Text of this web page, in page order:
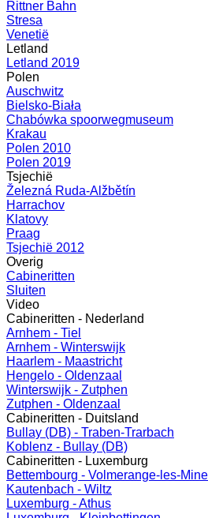
Rittner Bahn
Stresa
Venetië
Letland
Letland 2019
Polen
Auschwitz
Bielsko-Biała
Chabówka spoorwegmuseum
Krakau
Polen 2010
Polen 2019
Tsjechië
Železná Ruda-Alžbětín
Harrachov
Klatovy
Praag
Tsjechië 2012
Overig
Cabineritten
Sluiten
Video
Cabineritten - Nederland
Arnhem - Tiel
Arnhem - Winterswijk
Haarlem - Maastricht
Hengelo - Oldenzaal
Winterswijk - Zutphen
Zutphen - Oldenzaal
Cabineritten - Duitsland
Bullay (DB) - Traben-Trarbach
Koblenz - Bullay (DB)
Cabineritten - Luxemburg
Bettembourg - Volmerange-les-
Kautenbach - Wiltz
Luxemburg - Athus